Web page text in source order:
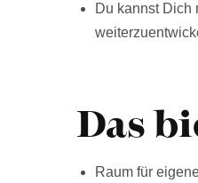
Du kannst Dich
Das
Raum für